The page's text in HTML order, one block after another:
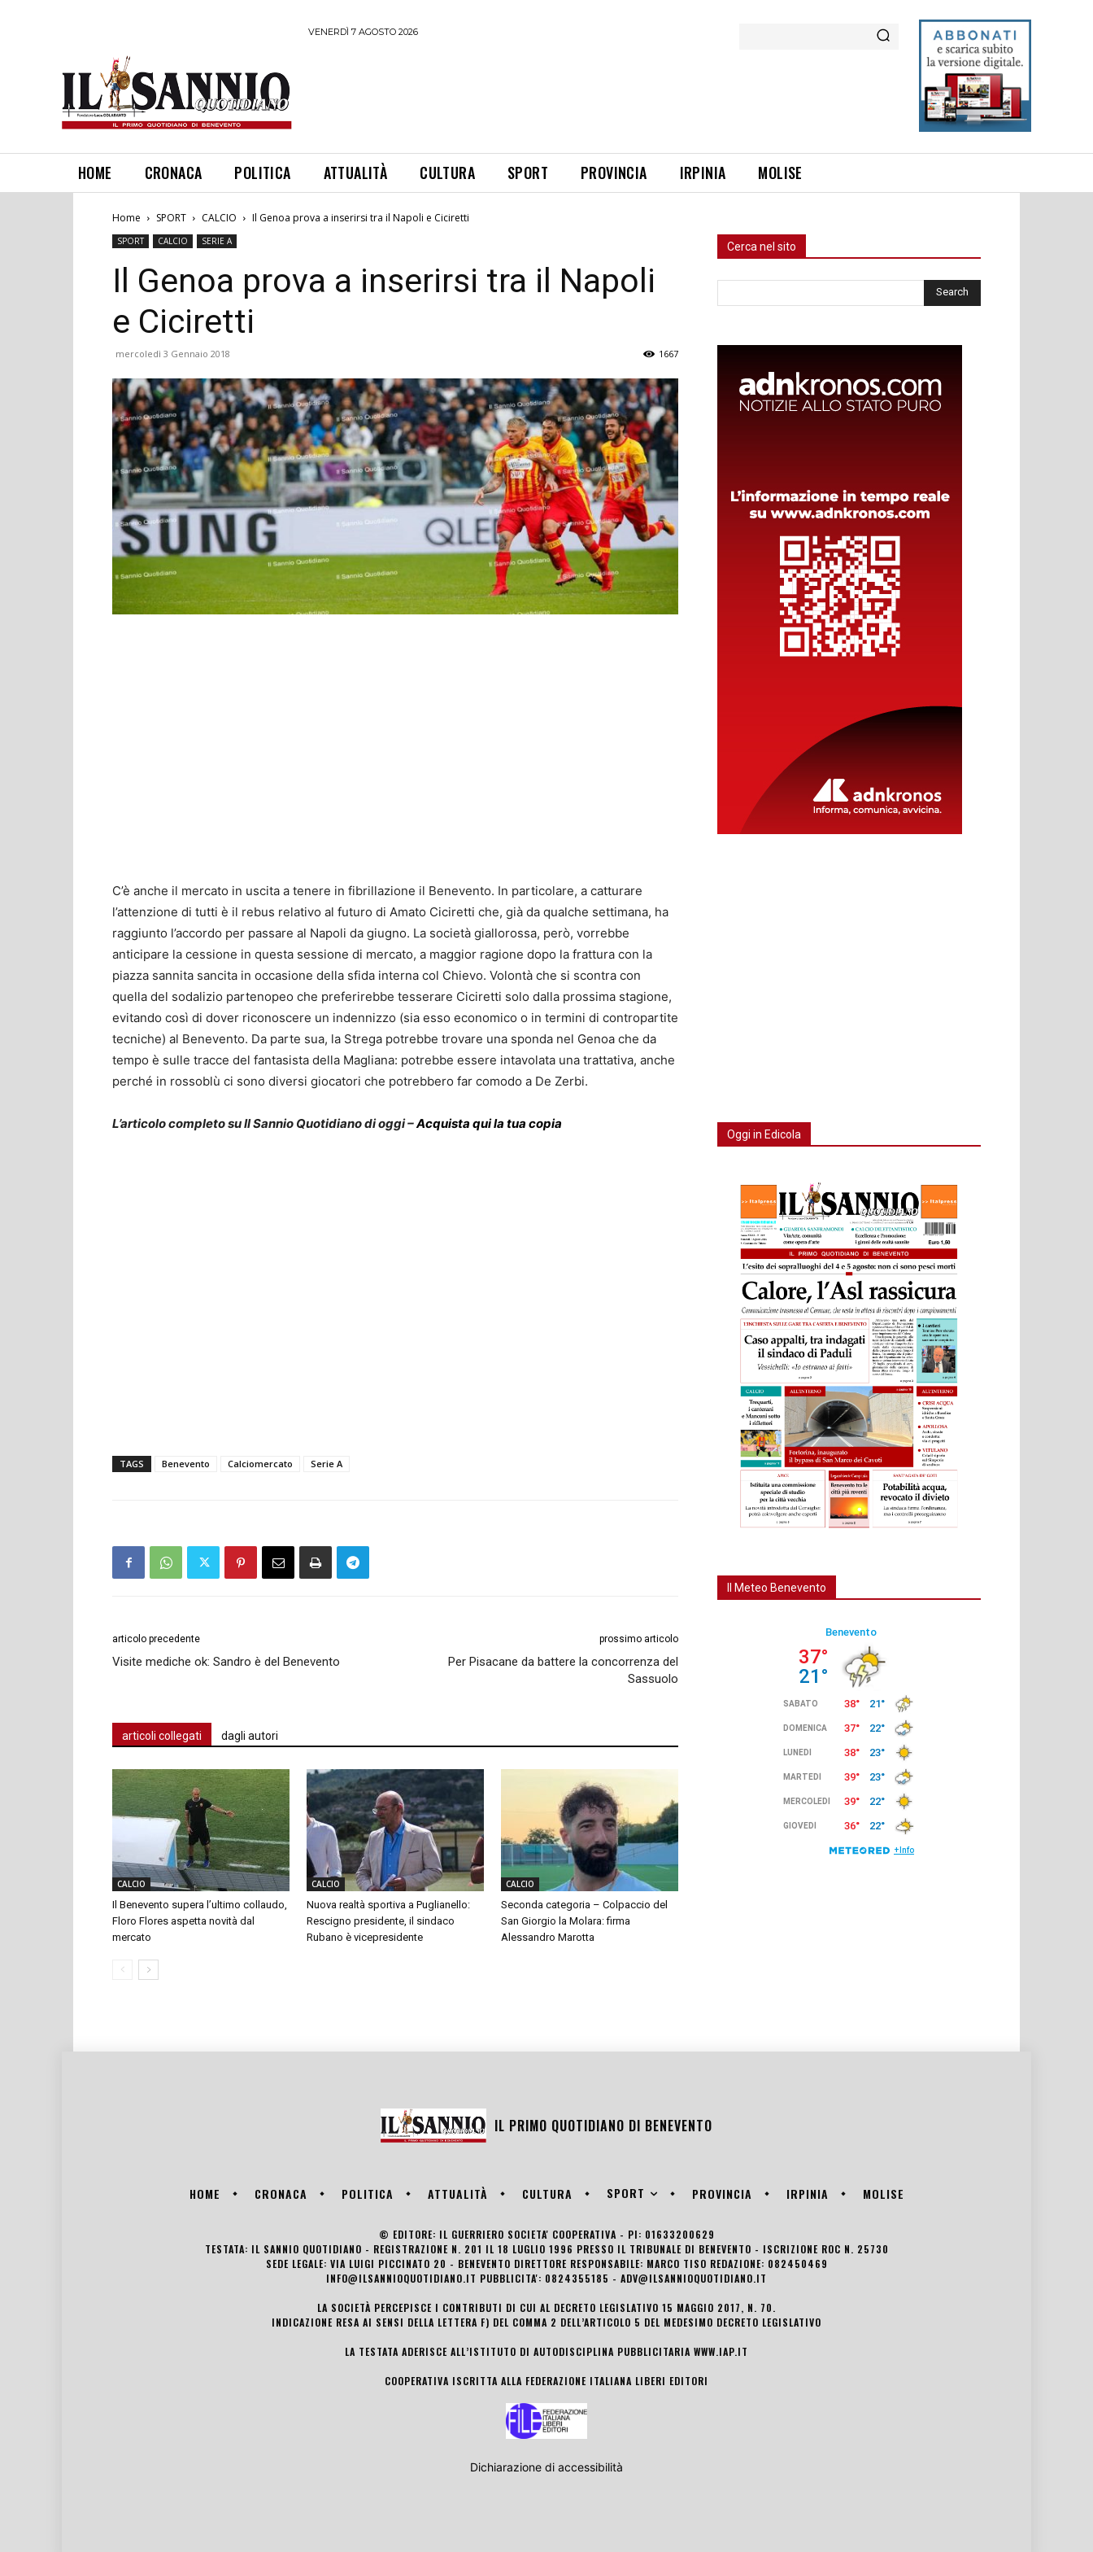
VENERDÌ 7 AGOSTO 2026
HOME CRONACA POLITICA ATTUALITÀ CULTURA SPORT PROVINCIA IRPINIA MOLISE
Home SPORT CALCIO Il Genoa prova a inserirsi tra il Napoli e Ciciretti
SPORT CALCIO SERIE A
Il Genoa prova a inserirsi tra il Napoli
e Ciciretti
mercoledì 3 Gennaio 2018 1667
C’è anche il mercato in uscita a tenere in fibrillazione il Benevento. In particolare, a catturare
l’attenzione di tutti è il rebus relativo al futuro di Amato Ciciretti che, già da qualche settimana, ha
raggiunto l’accordo per passare al Napoli da giugno. La società giallorossa, però, vorrebbe
anticipare la cessione in questa sessione di mercato, a maggior ragione dopo la frattura con la
piazza sannita sancita in occasione della sfida interna col Chievo. Volontà che si scontra con
quella del sodalizio partenopeo che preferirebbe tesserare Ciciretti solo dalla prossima stagione,
evitando così di dover riconoscere un indennizzo (sia esso economico o in termini di contropartite
tecniche) al Benevento. Da parte sua, la Strega potrebbe trovare una sponda nel Genoa che da
tempo è sulle tracce del fantasista della Magliana: potrebbe essere intavolata una trattativa, anche
perché in rossoblù ci sono diversi giocatori che potrebbero far comodo a De Zerbi.
L’articolo completo su Il Sannio Quotidiano di oggi –Acquista qui la tua copia
TAGS Benevento Calciomercato Serie A
articolo precedente
Visite mediche ok: Sandro è del Benevento
prossimo articolo
Per Pisacane da battere la concorrenza del
Sassuolo
articoli collegati dagli autori
CALCIO
Il Benevento supera l’ultimo collaudo,
Floro Flores aspetta novità dal
mercato
CALCIO
Nuova realtà sportiva a Puglianello:
Rescigno presidente, il sindaco
Rubano è vicepresidente
CALCIO
Seconda categoria – Colpaccio del
San Giorgio la Molara: firma
Alessandro Marotta
Cerca nel sito
Oggi in Edicola
Il Meteo Benevento
IL PRIMO QUOTIDIANO DI BENEVENTO
HOME CRONACA POLITICA ATTUALITÀ CULTURA SPORT PROVINCIA IRPINIA MOLISE
© EDITORE: IL GUERRIERO SOCIETA' COOPERATIVA - PI: 01633200629
TESTATA: IL SANNIO QUOTIDIANO - REGISTRAZIONE N. 201 IL 18 LUGLIO 1996 PRESSO IL TRIBUNALE DI BENEVENTO - ISCRIZIONE ROC N. 25730
SEDE LEGALE: VIA LUIGI PICCINATO 20 - BENEVENTO DIRETTORE RESPONSABILE: MARCO TISO REDAZIONE: 082450469
INFO@ILSANNIOQUOTIDIANO.IT PUBBLICITA': 0824355185 - ADV@ILSANNIOQUOTIDIANO.IT
LA SOCIETÀ PERCEPISCE I CONTRIBUTI DI CUI AL DECRETO LEGISLATIVO 15 MAGGIO 2017, N. 70.
INDICAZIONE RESA AI SENSI DELLA LETTERA F) DEL COMMA 2 DELL’ARTICOLO 5 DEL MEDESIMO DECRETO LEGISLATIVO
LA TESTATA ADERISCE ALL’ISTITUTO DI AUTODISCIPLINA PUBBLICITARIA WWW.IAP.IT
COOPERATIVA ISCRITTA ALLA FEDERAZIONE ITALIANA LIBERI EDITORI
Dichiarazione di accessibilità